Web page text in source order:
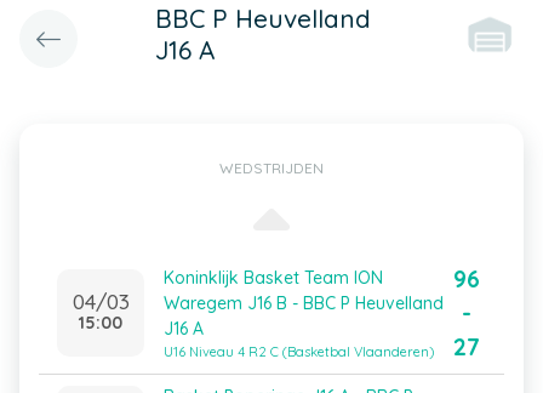
BBC P Heuvelland
J16 A
WEDSTRIJDEN
04/03
15:00
Koninklijk Basket Team ION
Waregem J16 B - BBC P Heuvelland
J16 A
U16 Niveau 4 R2 C (Basketbal Vlaanderen)
96
-
27